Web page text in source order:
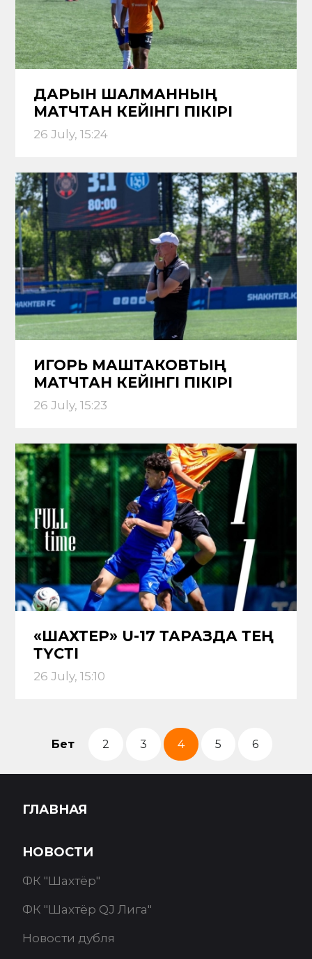
ДАРЫН ШАЛМАННЫҢ
МАТЧТАН КЕЙІНГІ ПІКІРІ
26 July, 15:24
ИГОРЬ МАШТАКОВТЫҢ
МАТЧТАН КЕЙІНГІ ПІКІРІ
26 July, 15:23
«ШАХТЕР» U-17 ТАРАЗДА ТЕҢ
ТҮСТІ
26 July, 15:10
Бет 2 3 4 5 6
ГЛАВНАЯ
НОВОСТИ
ФК "Шахтёр"
ФК "Шахтёр QJ Лига"
Новости дубля